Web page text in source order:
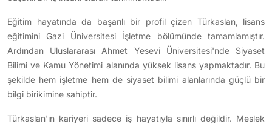
Eğitim hayatında da başarılı bir profil çizen Türkaslan, lisans
eğitimini Gazi Üniversitesi İşletme bölümünde tamamlamıştır.
Ardından Uluslararası Ahmet Yesevi Üniversitesi'nde Siyaset
Bilimi ve Kamu Yönetimi alanında yüksek lisans yapmaktadır. Bu
şekilde hem işletme hem de siyaset bilimi alanlarında güçlü bir
bilgi birikimine sahiptir.
Türkaslan'ın kariyeri sadece iş hayatıyla sınırlı değildir. Meslek